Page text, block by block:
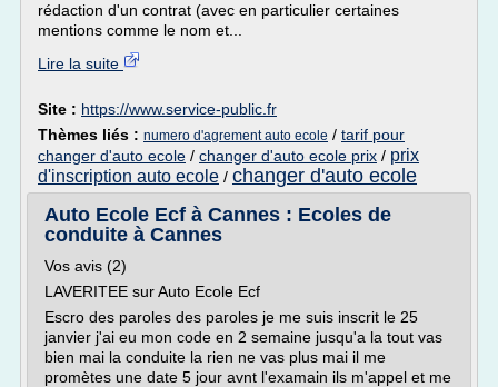
rédaction d'un contrat (avec en particulier certaines
mentions comme le nom et...
Lire la suite
Site : https://www.service-public.fr
Thèmes liés : numero d'agrement auto ecole / tarif pour
changer d'auto ecole / changer d'auto ecole prix / prix
d'inscription auto ecole / changer d'auto ecole
Auto Ecole Ecf à Cannes : Ecoles de
conduite à Cannes
Vos avis (2)
LAVERITEE sur Auto Ecole Ecf
Escro des paroles des paroles je me suis inscrit le 25
janvier j'ai eu mon code en 2 semaine jusqu'a la tout vas
bien mai la conduite la rien ne vas plus mai il me
promètes une date 5 jour avnt l'examain ils m'appel et me